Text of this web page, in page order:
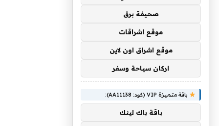
صحيفة برق
موقع اشراقات
موقع اشراق اون لاين
اركان سياحة وسفر
باقة متميزة VIP (كود: AA11138):
باقة باك لينك